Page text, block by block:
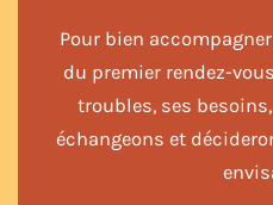
Pour bien
du premier rendez-
troubles, ses
échangeons et